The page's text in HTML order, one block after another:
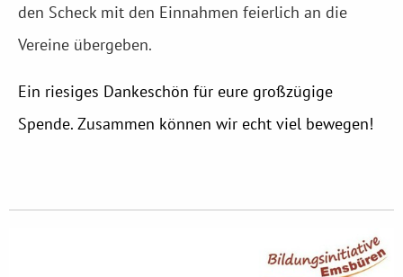
den Scheck mit den Einnahmen feierlich an die
Vereine übergeben.
Ein riesiges Dankeschön für eure großzügige
Spende. Zusammen können wir echt viel bewegen!